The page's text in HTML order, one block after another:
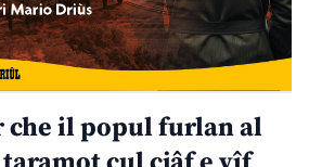
che il popul furlan al